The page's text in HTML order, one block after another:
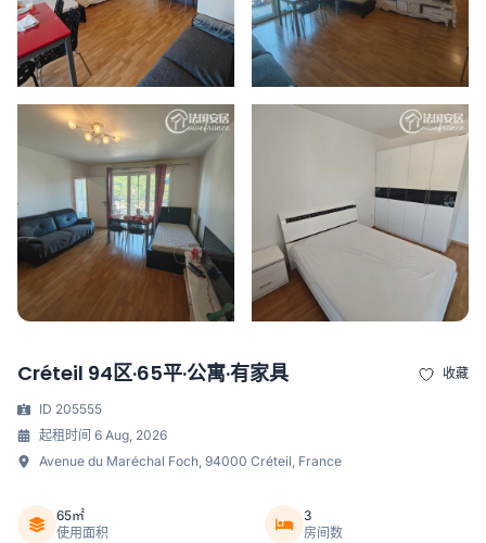
Créteil 94区·65平·公寓·有家具 收藏
ID 205555
起租时间 6 Aug, 2026
Avenue du Maréchal Foch, 94000 Créteil, France
65㎡
使用面积
3
房间数